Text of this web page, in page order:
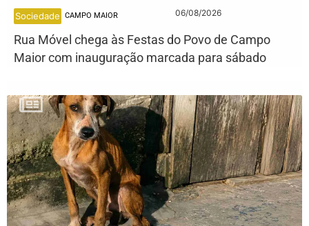
Sociedade CAMPO MAIOR 06/08/2026
Rua Móvel chega às Festas do Povo de Campo
Maior com inauguração marcada para sábado